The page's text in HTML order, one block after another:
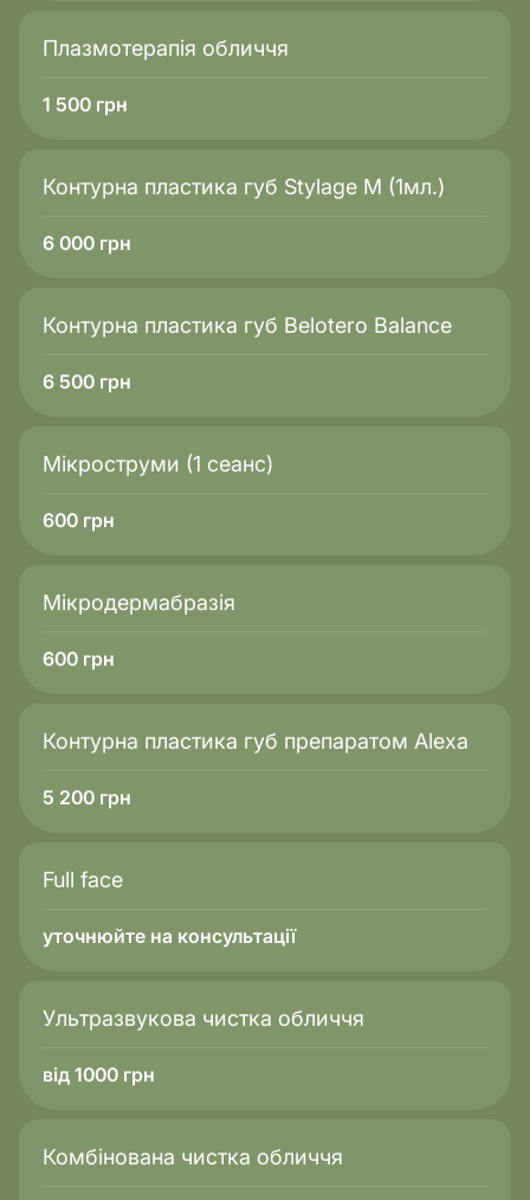
Плазмотерапія обличчя
1 500 грн
Контурна пластика губ Stylage M (1мл.)
6 000 грн
Контурна пластика губ Belotero Balance
6 500 грн
Мікроструми (1 сеанс)
600 грн
Мікродермабразія
600 грн
Контурна пластика губ препаратом Alexa
5 200 грн
Full face
уточнюйте на консультації
Ультразвукова чистка обличчя
від 1000 грн
Комбінована чистка обличчя